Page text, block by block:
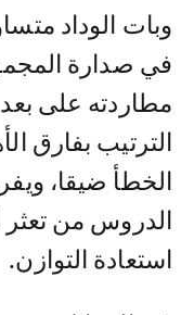
وبات الوداد
في صدارة
مطاردته على بعد
الترتيب بفارق
الخطأ ضيقا،
الدروس من
استعادة التوازن.